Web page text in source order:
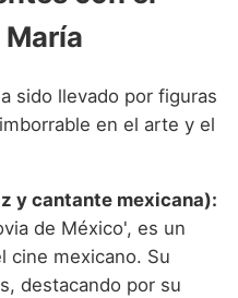
sido llevado por figuras
en el arte y el
y cantante mexicana):
de México', es un
cine mexicano. Su
destacando por su